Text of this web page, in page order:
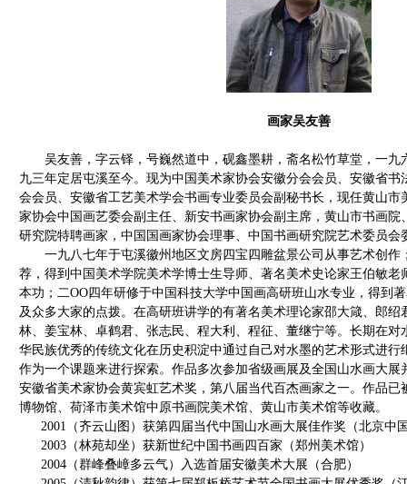
画家吴友善
吴友善，字云铎，号巍然道中，砚鑫墨耕，斋名松竹草堂，一九
九三年定居屯溪至今。现为中国美术家协会安徽分会会员、安徽省
会会员、安徽省工艺美术学会书画专业委员会副秘书长，现任黄山市
家协会中国画艺委会副主任、新安书画家协会副主席，黄山市书画院
研究院特聘画家，中国国画家协会理事、中国书画研究院艺术委员会
一九八七年于屯溪徽州地区文房四宝四雕盆景公司从事艺术创作
荐，得到中国美术学院美术学博士生导师、著名美术史论家王伯敏老
本功；二OO四年研修于中国科技大学中国画高研班山水专业，得到
及众多大家的点拨。在高研班讲学的有著名美术理论家邵大箴、郎
林、姜宝林、卓鹤君、张志民、程大利、程征、董继宁等。长期在对
华民族优秀的传统文化在历史积淀中通过自己对水墨的艺术形式进行
作为一个课题来进行探索。作品多次参加省级画展及全国山水画大展
安徽省美术家协会黄宾虹艺术奖，第八届当代百杰画家之一。作品已
博物馆、荷泽市美术馆中原书画院美术馆、黄山市美术馆等收藏。
2001（齐云山图）获第四届当代中国山水画大展佳作奖（北京中
2003（林苑却坐）获新世纪中国书画四百家（郑州美术馆）
2004（群峰叠嶂多云气）入选首届安徽美术大展（合肥）